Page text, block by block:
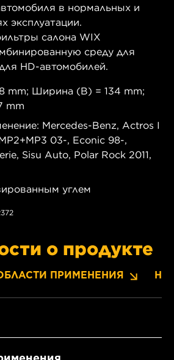
в нормальных и
эксплуатации.
салона WIX
среду для
HD-автомобилей.
mm; Ширина (B) = 134 mm;
mm
Mercedes-Benz, Actros I
03-, Econic 98-,
Sisu Auto, Polar Rock 2011,
углем
о продукте
ПРИМЕНЕНИЯ